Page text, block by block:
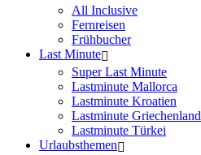
All Inclusive
Fernreisen
Frühbucher
Last Minute
Super Last Minute
Lastminute Mallorca
Lastminute Kroatien
Lastminute Griechenland
Lastminute Türkei
Urlaubsthemen